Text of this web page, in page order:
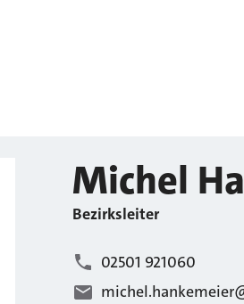
Michel
Bezirksleiter
02501 921060